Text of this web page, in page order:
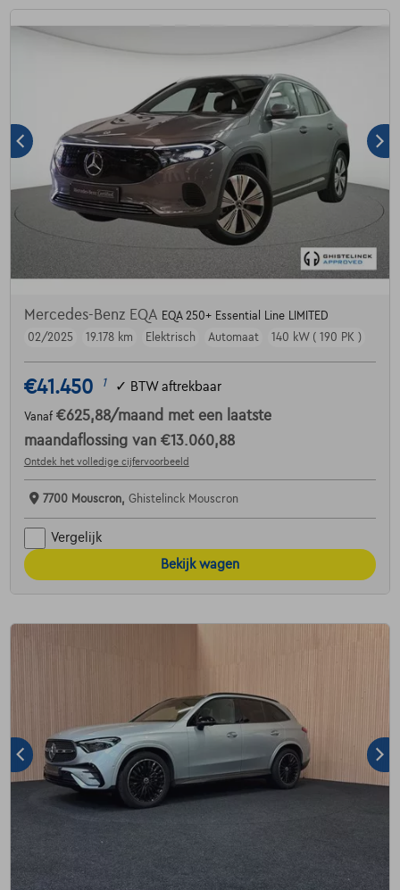
Mercedes-Benz EQA EQA 250+ Essential Line LIMITED
02/2025
19.178 km Elektrisch Automaat 140 kW ( 190 PK )
€41.450 1 ✓ BTW aftrekbaar
Vanaf €625,88/maand met een laatste
maandaflossing van €13.060,88
Ontdek het volledige cijfervoorbeeld
7700 Mouscron, Ghistelinck Mouscron
Vergelijk
Bekijk wagen